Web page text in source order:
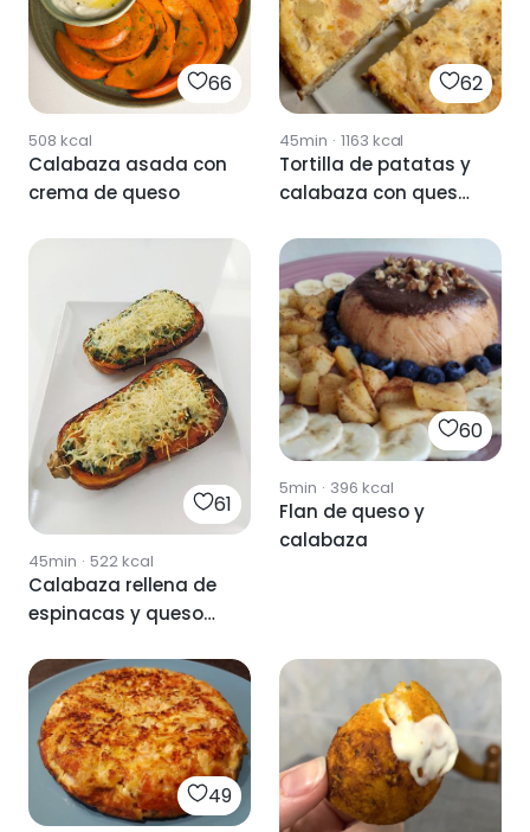
66
508 kcal
Calabaza asada con
crema de queso
62
45min · 1163 kcal
Tortilla de patatas y
calabaza con queso
61
45min · 522kcal
Calabaza rellena de
espinacas y queso
60
5min · 396 kcal
Flan de queso y
calabaza
49